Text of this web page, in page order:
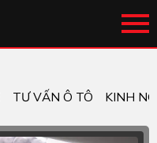
TƯ VẤN Ô TÔ KINH